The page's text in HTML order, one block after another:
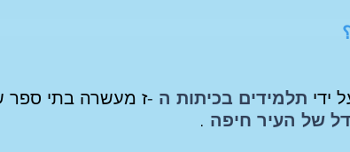
ידי תלמידים בכיתות ה -ז מעשרה בתי ספר
של העיר חיפה .